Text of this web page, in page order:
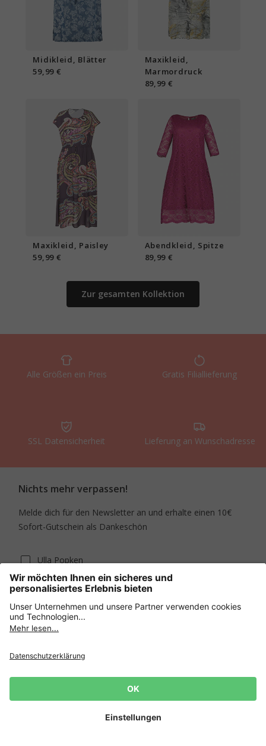
Midikleid, Blätter
59,99 €
Maxikleid,
Marmordruck
89,99 €
Maxikleid, Paisley
59,99 €
Abendkleid, Spitze
89,99 €
Zur gesamten Kollektion
Alle Größen ein Preis Gratis Filiallieferung
SSL Datensicherheit Lieferung an Wunschadresse
Nichts mehr verpassen!
Melde dich für den Newsletter an und erhalte einen 10€
Sofort-Gutschein als Dankeschön
Ulla Popken
JP1880
und den Allgemeinen Geschäftsbedingungen von Ulla Popken